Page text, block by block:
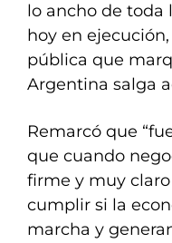
lo ancho de toda
hoy en
pública que
Argentina salga
Remarcó que
que cuando
firme y muy
cumplir si la
marcha y